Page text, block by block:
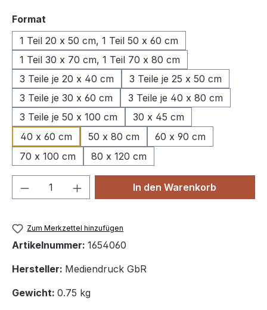
Format
1 Teil 20 x 50 cm, 1 Teil 50 x 60 cm
1 Teil 30 x 70 cm, 1 Teil 70 x 80 cm
3 Teile je 20 x 40 cm
3 Teile je 25 x 50 cm
3 Teile je 30 x 60 cm
3 Teile je 40 x 80 cm
3 Teile je 50 x 100 cm
30 x 45 cm
40 x 60 cm
50 x 80 cm
60 x 90 cm
70 x 100 cm
80 x 120 cm
Produkt Anzahl: Gib denIn den Warenkorb
Zum Merkzettel hinzufügen
Artikelnummer: 1654060
Hersteller: Mediendruck GbR
Gewicht: 0.75 kg